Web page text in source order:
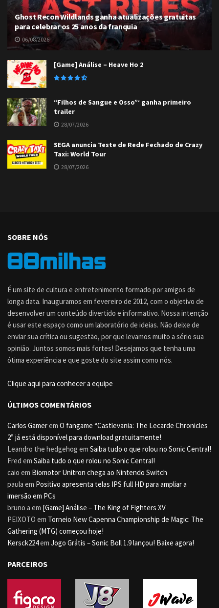
Ghost Recon Wildlands ganha atualizações gratuitas
para celebrar os 25 anos da franquia
06/08/2026
[Game] Análise – Heave Ho 2
“Filhos de Sangue e Osso”‘ ganha primeiro
trailer
28/07/2026
SEGA anuncia Teste de Rede Fechado de Crazy
Taxi: World Tour
28/07/2026
SOBRE NÓS
É um site de cultura e entretenimento formado por amigos de
longa data. Inauguramos em fevereiro de 2012, com o objetivo de
desenvolver um conteúdo divertido e informativo. Nossa intenção
é usar este espaço como um laboratório de ideias. Não deixe de
enviar sua crítica ou sugestão, por que levamos muito a sério sua
opinião. Juntos somos mais fortes! Desejamos que tenha uma
ótima experiência e que goste do site assim como nós.
Clique aqui para conhecer a equipe
ÚLTIMOS COMENTÁRIOS
Carlos Gamerem O fangame “Castlevania: The Lecarde Chronicles
2” já está disponível para download gratuitamente!
Leandro the hedgehog em Saiba tudo o que rolou no Sonic Central!
Fred em Saiba tudo o que rolou no Sonic Central!
caio em Biomotor Unitron chega ao Nintendo Switch
paula em Positivo apresenta telas IPS full HD para ampliar a
imersão em PCs
bruno a em [Game] Análise – The King of Fighters XV
PEIXOTO em Torneio New Capenna Championship de Magic: The
Gathering (MTG) começou hoje!
Kersck224em Jogo Grátis – Sonic Boll 1.9 lançou! Baixe agora!
PARCEIROS